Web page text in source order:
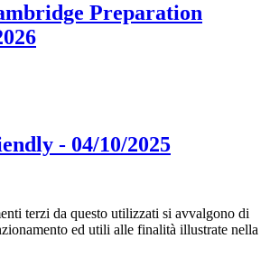
Preparation
- 04/10/2025
terzi da questo utilizzati si avvalgono di
ed utili alle finalità illustrate nella